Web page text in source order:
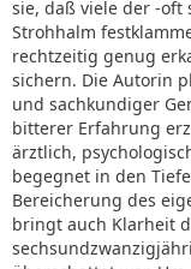
sie, daß viele der -oft
Strohhalm
rechtzeitig genug
sichern. Die Autorin
und sachkundiger
bitterer Erfahrung
ärztlich,
begegnet in den
Bereicherung des
bringt auch Klarheit